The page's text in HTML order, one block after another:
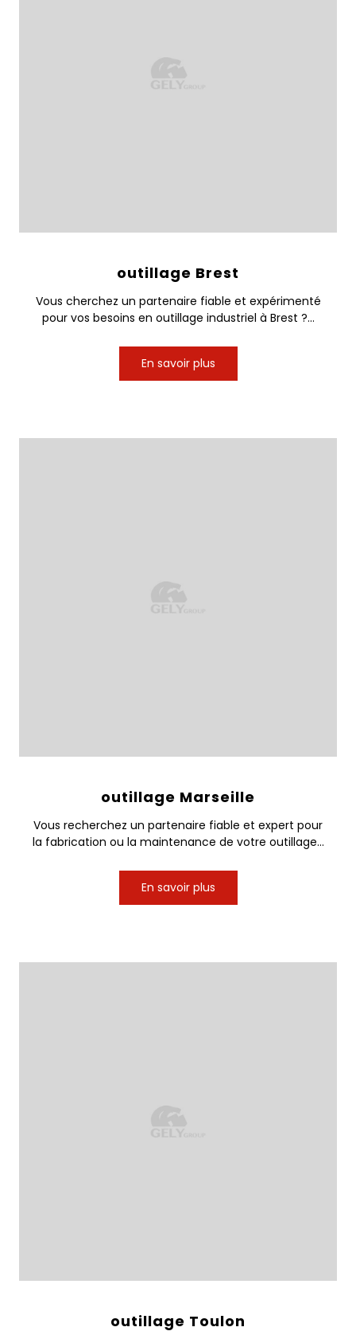
outillage Brest
Vous cherchez un partenaire fiable et expérimenté
pour vos besoins en outillage industriel à Brest ?...
En savoir plus
outillage Marseille
Vous recherchez un partenaire fiable et expert pour
la fabrication ou la maintenance de votre outillage...
En savoir plus
outillage Toulon